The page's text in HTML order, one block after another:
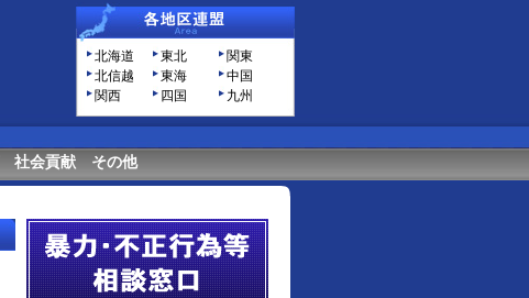
北海道 東北
関東
北信越
東海
中国
関西
四国 九州
社会貢献 その他